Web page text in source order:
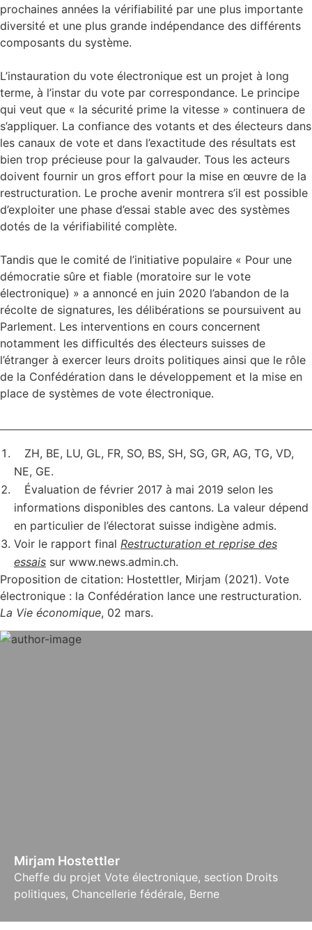
prochaines années la vérifiabilité par une plus importante
diversité et une plus grande indépendance des différents
composants du système.
L’instauration du vote électronique est un projet à long
terme, à l’instar du vote par correspondance. Le principe
qui veut que « la sécurité prime la vitesse » continuera de
s’appliquer. La confiance des votants et des électeurs dans
les canaux de vote et dans l’exactitude des résultats est
bien trop précieuse pour la galvauder. Tous les acteurs
doivent fournir un gros effort pour la mise en œuvre de la
restructuration. Le proche avenir montrera s’il est possible
d’exploiter une phase d’essai stable avec des systèmes
dotés de la vérifiabilité complète.
Tandis que le comité de l’initiative populaire « Pour une
démocratie sûre et fiable (moratoire sur le vote
électronique) » a annoncé en juin 2020 l’abandon de la
récolte de signatures, les délibérations se poursuivent au
Parlement. Les interventions en cours concernent
notamment les difficultés des électeurs suisses de
l’étranger à exercer leurs droits politiques ainsi que le rôle
de la Confédération dans le développement et la mise en
place de systèmes de vote électronique.
ZH, BE, LU, GL, FR, SO, BS, SH, SG, GR, AG, TG, VD,
NE, GE.
Évaluation de février 2017 à mai 2019 selon les
informations disponibles des cantons. La valeur dépend
en particulier de l’électorat suisse indigène admis.
Voir le rapport final Restructuration et reprise des
essais sur www.news.admin.ch.
Proposition de citation: Hostettler, Mirjam (2021). Vote
électronique : la Confédération lance une restructuration.
La Vie économique, 02 mars.
Mirjam Hostettler
Cheffe du projet Vote électronique, section Droits
politiques, Chancellerie fédérale, Berne